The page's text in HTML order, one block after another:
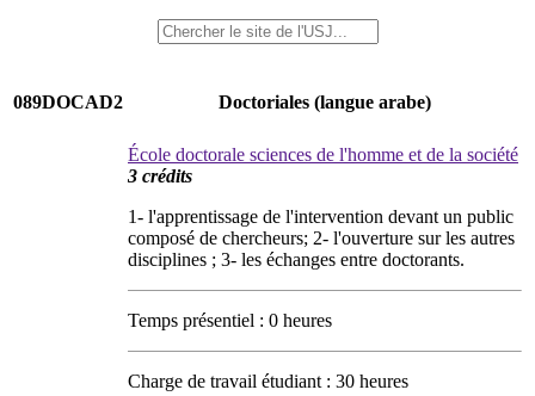
089DOCAD2 Doctoriales (langue arabe)
École doctorale sciences de l'homme et de la société
3 crédits
1- l'apprentissage de l'intervention devant un public
composé de chercheurs; 2- l'ouverture sur les autres
disciplines ; 3- les échanges entre doctorants.
Temps présentiel : 0 heures
Charge de travail étudiant : 30 heures